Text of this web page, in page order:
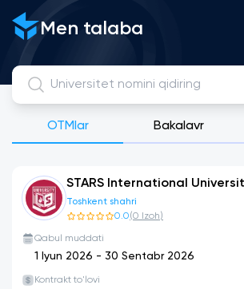
Davlat, Litsenziyaga ega xususiy va
Men talaba
OTMlar Bakalavr
STARS International
Toshkent shahri
0.0(0 Izoh)
Qabul muddati
1 Iyun 2026 - 30 Sentabr 2026
Kontrakt to'lovi